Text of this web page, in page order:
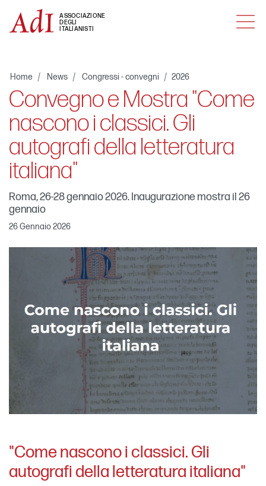
ASSOCIAZIONE
DEGLI
ITALIANISTI
MENU
Home News Congressi - convegni 2026
Convegno e Mostra "Come
nascono i classici. Gli
autografi della letteratura
italiana"
Roma, 26-28 gennaio 2026. Inaugurazione mostra il 26
gennaio
26 Gennaio 2026
"Come nascono i classici. Gli
autografi della letteratura italiana"